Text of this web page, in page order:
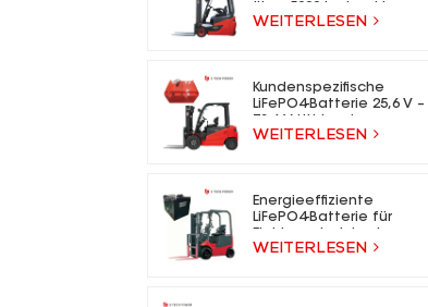
für Elektrogabelstapler
WEITERLESEN
Kundenspezifische
LiFePO4-Batterie 25,6 V –
Gabelstaplerbatterie
WEITERLESEN
Energieeffiziente
LiFePO4-Batterie für
WEITERLESEN